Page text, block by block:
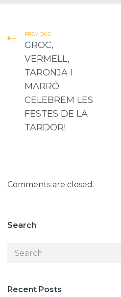
PREVIOUS
GROC,
VERMELL,
TARONJA I
MARRÓ.
CELEBREM LES
FESTES DE LA
TARDOR!
Comments are closed.
Search
Recent Posts